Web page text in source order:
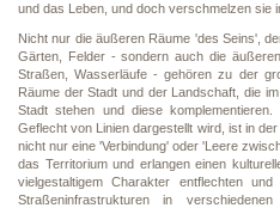
und das Leben, und doch verschmelzen sie
Nicht nur die äußeren Räume 'des Seins',
Gärten, Felder - sondern auch die
Straßen, Wasserläufe - gehören zu der
Räume der Stadt und der Landschaft, die
Stadt stehen und diese
Geflecht von Linien dargestellt wird, ist in
nicht nur eine 'Verbindung' oder 'Leere
das Territorium und erlangen einen
vielgestaltigem Charakter entflechten
Straßeninfrastrukturen in